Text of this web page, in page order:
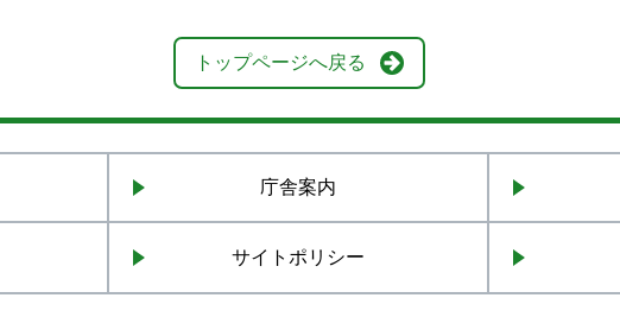
トップページへ戻る
庁舎案内
サイトポリシー